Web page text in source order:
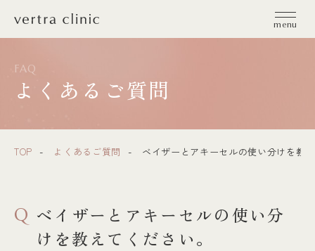
vertra clinic（ヴェルトラクリニック）
menu
FAQ
よくあるご質問
TOP よくあるご質問 ベイザーとアキーセルの使い分けを教
Q ベイザーとアキーセルの使い分
けを教えてください。